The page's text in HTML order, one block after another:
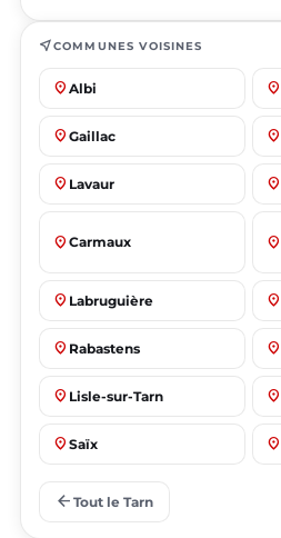
near_meCOMMUNES VOISINES
place Albi place
place Gaillac place
place Lavaur place
place Carmaux place
place Labruguière place
place Rabastens place
place Lisle-sur-Tarn place
place Saïx place
place
arrow_back Tout le Tarn